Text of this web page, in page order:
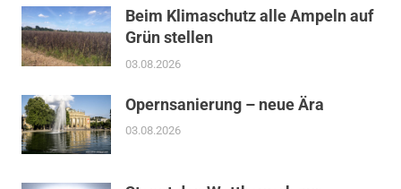
Beim Klimaschutz alle Ampeln auf
Grün stellen
03.08.2026
Opernsanierung – neue Ära
03.08.2026